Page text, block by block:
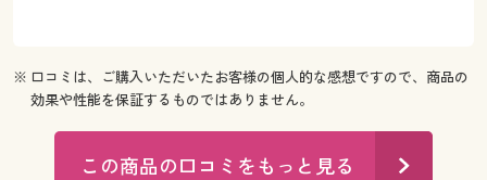
※ 口コミは、ご購入いただいたお客様の個人的な感想ですので、商品の
効果や性能を保証するものではありません。
この商品の口コミをもっと見る